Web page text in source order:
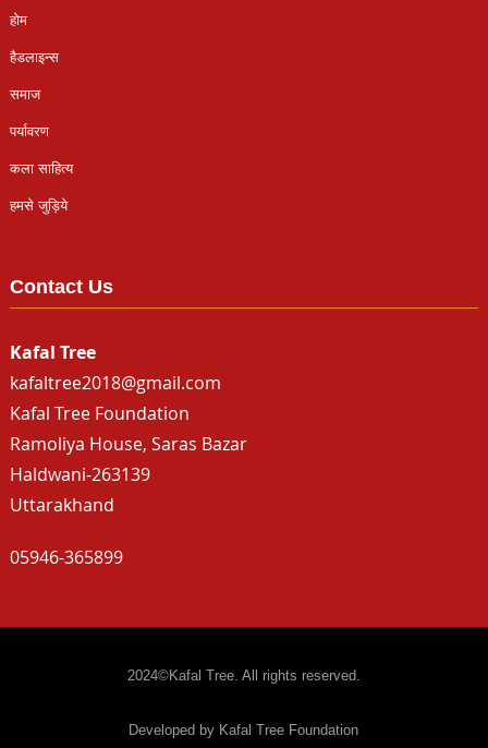
होम
हैडलाइन्स
समाज
पर्यावरण
कला साहित्य
हमसे जुड़िये
Contact Us
Kafal Tree
kafaltree2018@gmail.com
Kafal Tree Foundation
Ramoliya House, Saras Bazar
Haldwani-263139
Uttarakhand
05946-365899
2024©Kafal Tree. All rights reserved.
Developed by Kafal Tree Foundation